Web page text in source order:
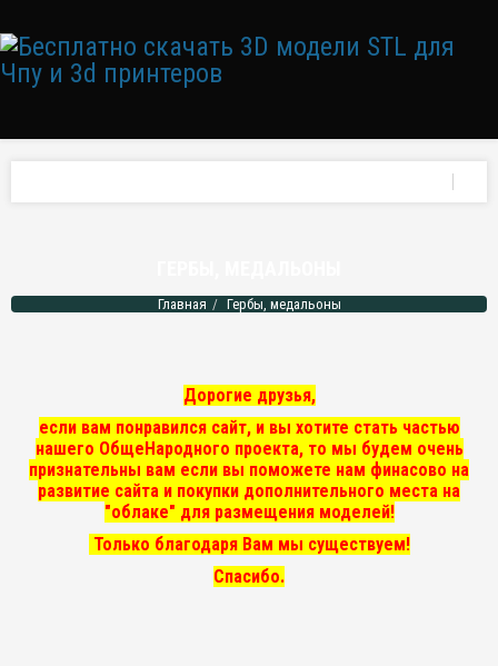
Главная Гербы, медальоны
Дорогие друзья,
если вам понравился сайт, и вы хотите стать частью
нашего ОбщеНародного проекта, то мы будем очень
признательны вам если вы поможете нам финасово на
развитие сайта и покупки дополнительного места на
"облаке" для размещения моделей!
Только благодаря Вам мы существуем!
Спасибо.